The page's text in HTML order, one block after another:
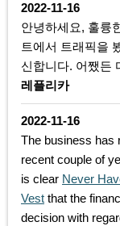
2022-11-16
안녕하세요, 훌륭
트에서 트래픽을
신합니다. 어쨌든
레플리카
2022-11-16
The business has
recent couple of
is clear Never
Vest that the
decision with